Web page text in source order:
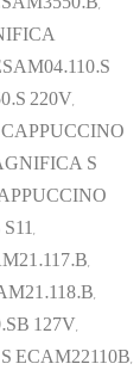
220V,
S
127V,
ECAM22110B,